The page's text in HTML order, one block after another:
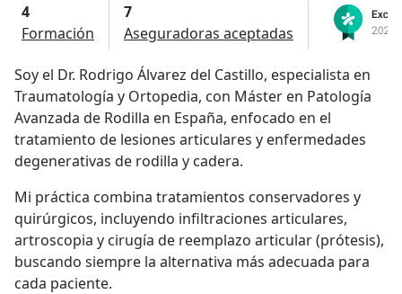
4
Formación
7
Aseguradoras aceptadas
Soy el Dr. Rodrigo Álvarez del Castillo, especialista en
Traumatología y Ortopedia, con Máster en Patología
Avanzada de Rodilla en España, enfocado en el
tratamiento de lesiones articulares y enfermedades
degenerativas de rodilla y cadera.
Mi práctica combina tratamientos conservadores y
quirúrgicos, incluyendo infiltraciones articulares,
artroscopia y cirugía de reemplazo articular (prótesis),
buscando siempre la alternativa más adecuada para
cada paciente.